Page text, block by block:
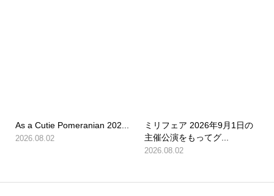
As a Cutie Pomeranian 202...
2026.08.02
ミリフェア 2026年9月1日の
主催公演をもってグ...
2026.08.02